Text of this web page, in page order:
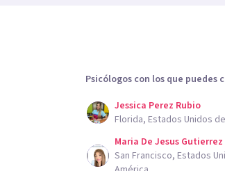
Psicólogos con los que puedes
Jessica Perez Rubio
Florida, Estados Unidos
Maria De Jesus
San Francisco, Estados